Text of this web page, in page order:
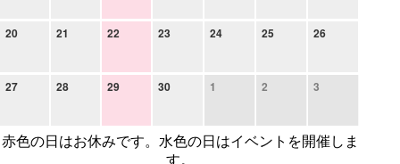
20 21 22 23 24 25 26
27 28 29 30 1 2 3
赤色の日はお休みです。水色の日はイベントを開催しま
す。